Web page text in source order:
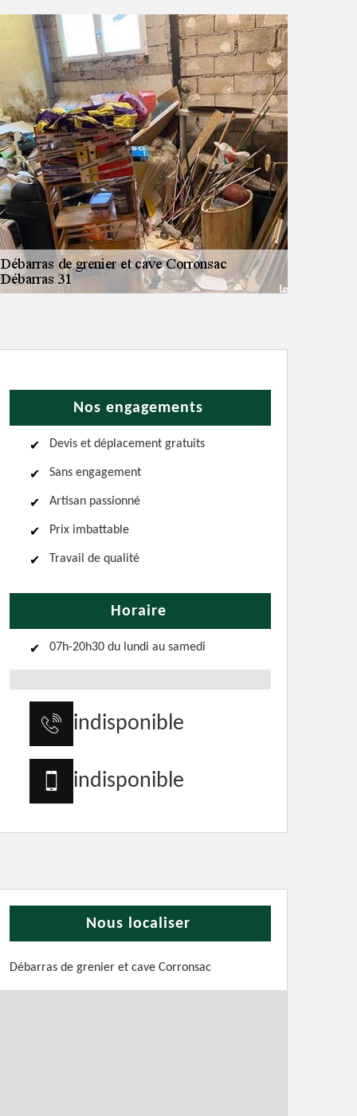
Nos engagements
Devis et déplacement gratuits
Sans engagement
Artisan passionné
Prix imbattable
Travail de qualité
Horaire
07h-20h30 du lundi au samedi
indisponible
indisponible
Nous localiser
Débarras de grenier et cave Corronsac